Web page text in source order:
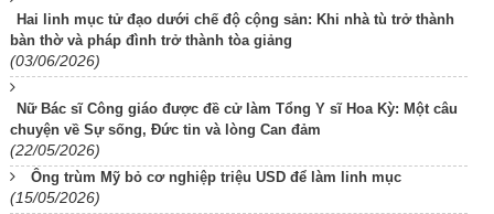
Hai linh mục tử đạo dưới chế độ cộng sản: Khi nhà tù trở thành
bàn thờ và pháp đình trở thành tòa giảng
(03/06/2026)
Nữ Bác sĩ Công giáo được đề cử làm Tổng Y sĩ Hoa Kỳ: Một câu
chuyện về Sự sống, Đức tin và lòng Can đảm
(22/05/2026)
Ông trùm Mỹ bỏ cơ nghiệp triệu USD để làm linh mục
(15/05/2026)